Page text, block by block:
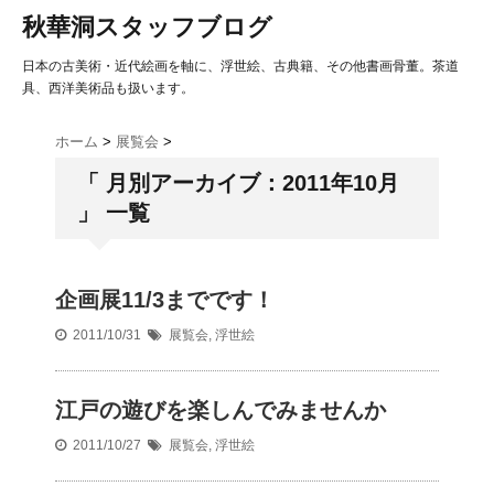
秋華洞スタッフブログ
日本の古美術・近代絵画を軸に、浮世絵、古典籍、その他書画骨董。茶道
具、西洋美術品も扱います。
ホーム > 展覧会 >
「 月別アーカイブ：2011年10月
」 一覧
企画展11/3までです！
2011/10/31 展覧会, 浮世絵
江戸の遊びを楽しんでみませんか
2011/10/27 展覧会, 浮世絵